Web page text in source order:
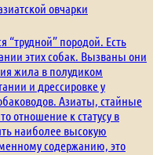
овчарки
“трудной” породой. Есть
этих собак. Вызваны они
жила в полудиком
и дрессировке у
Азиаты, стайные
отношение к статусу в
наиболее высокую
содержанию, это